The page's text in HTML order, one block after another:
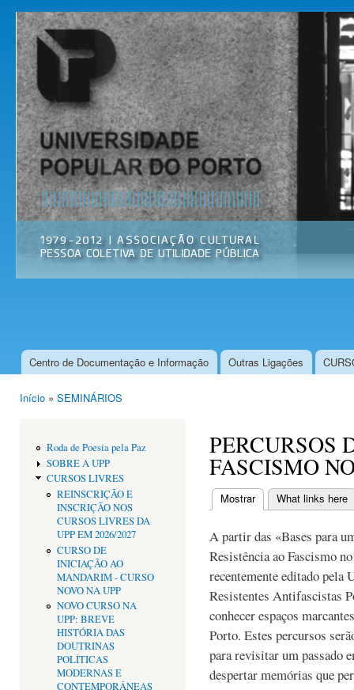
Universidade
Popular do
Porto
Associação
Cultural
Menu principal
Centro de Documentação e Informação Outras Ligações
Início » SEMINÁRIOS
Roda de Poesia pela Paz
SOBRE A UPP
CURSOS LIVRES
REINSCRIÇÃO E
INSCRIÇÃO NOS
CURSOS LIVRES DA
UPP EM 2026/2027
CURSO DE
INICIAÇÃO AO
MANDARIM - CURSO
NOVO NA UPP
NOVO CURSO NA
UPP: BREVE
HISTÓRIA DAS
DOUTRINAS
POLÍTICAS
MODERNAS E
CONTEMPORÂNEAS
PERCURSOS
FASCISMO
Separadores
Mostrar(separador ativo)
What links here
A partir das «Bases para
Resistência ao Fascismo
recentemente editado pela
Resistentes Antifascistas
conhecer espaços
Porto. Estes percursos
para revisitar um passado
despertar memórias que